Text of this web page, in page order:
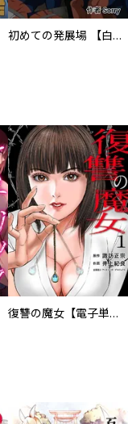
初めての発展場 【白抜き修正版】
復讐の魔女【電子単行本版】